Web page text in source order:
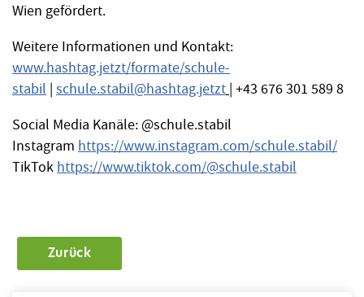
Wien gefördert.
Weitere Informationen und Kontakt:
www.hashtag.jetzt/formate/schule-
stabil | schule.stabil@hashtag.jetzt | +43 676 301 589 8
Social Media Kanäle: @schule.stabil
Instagram https://www.instagram.com/schule.stabil/
TikTok https://www.tiktok.com/@schule.stabil
Zurück